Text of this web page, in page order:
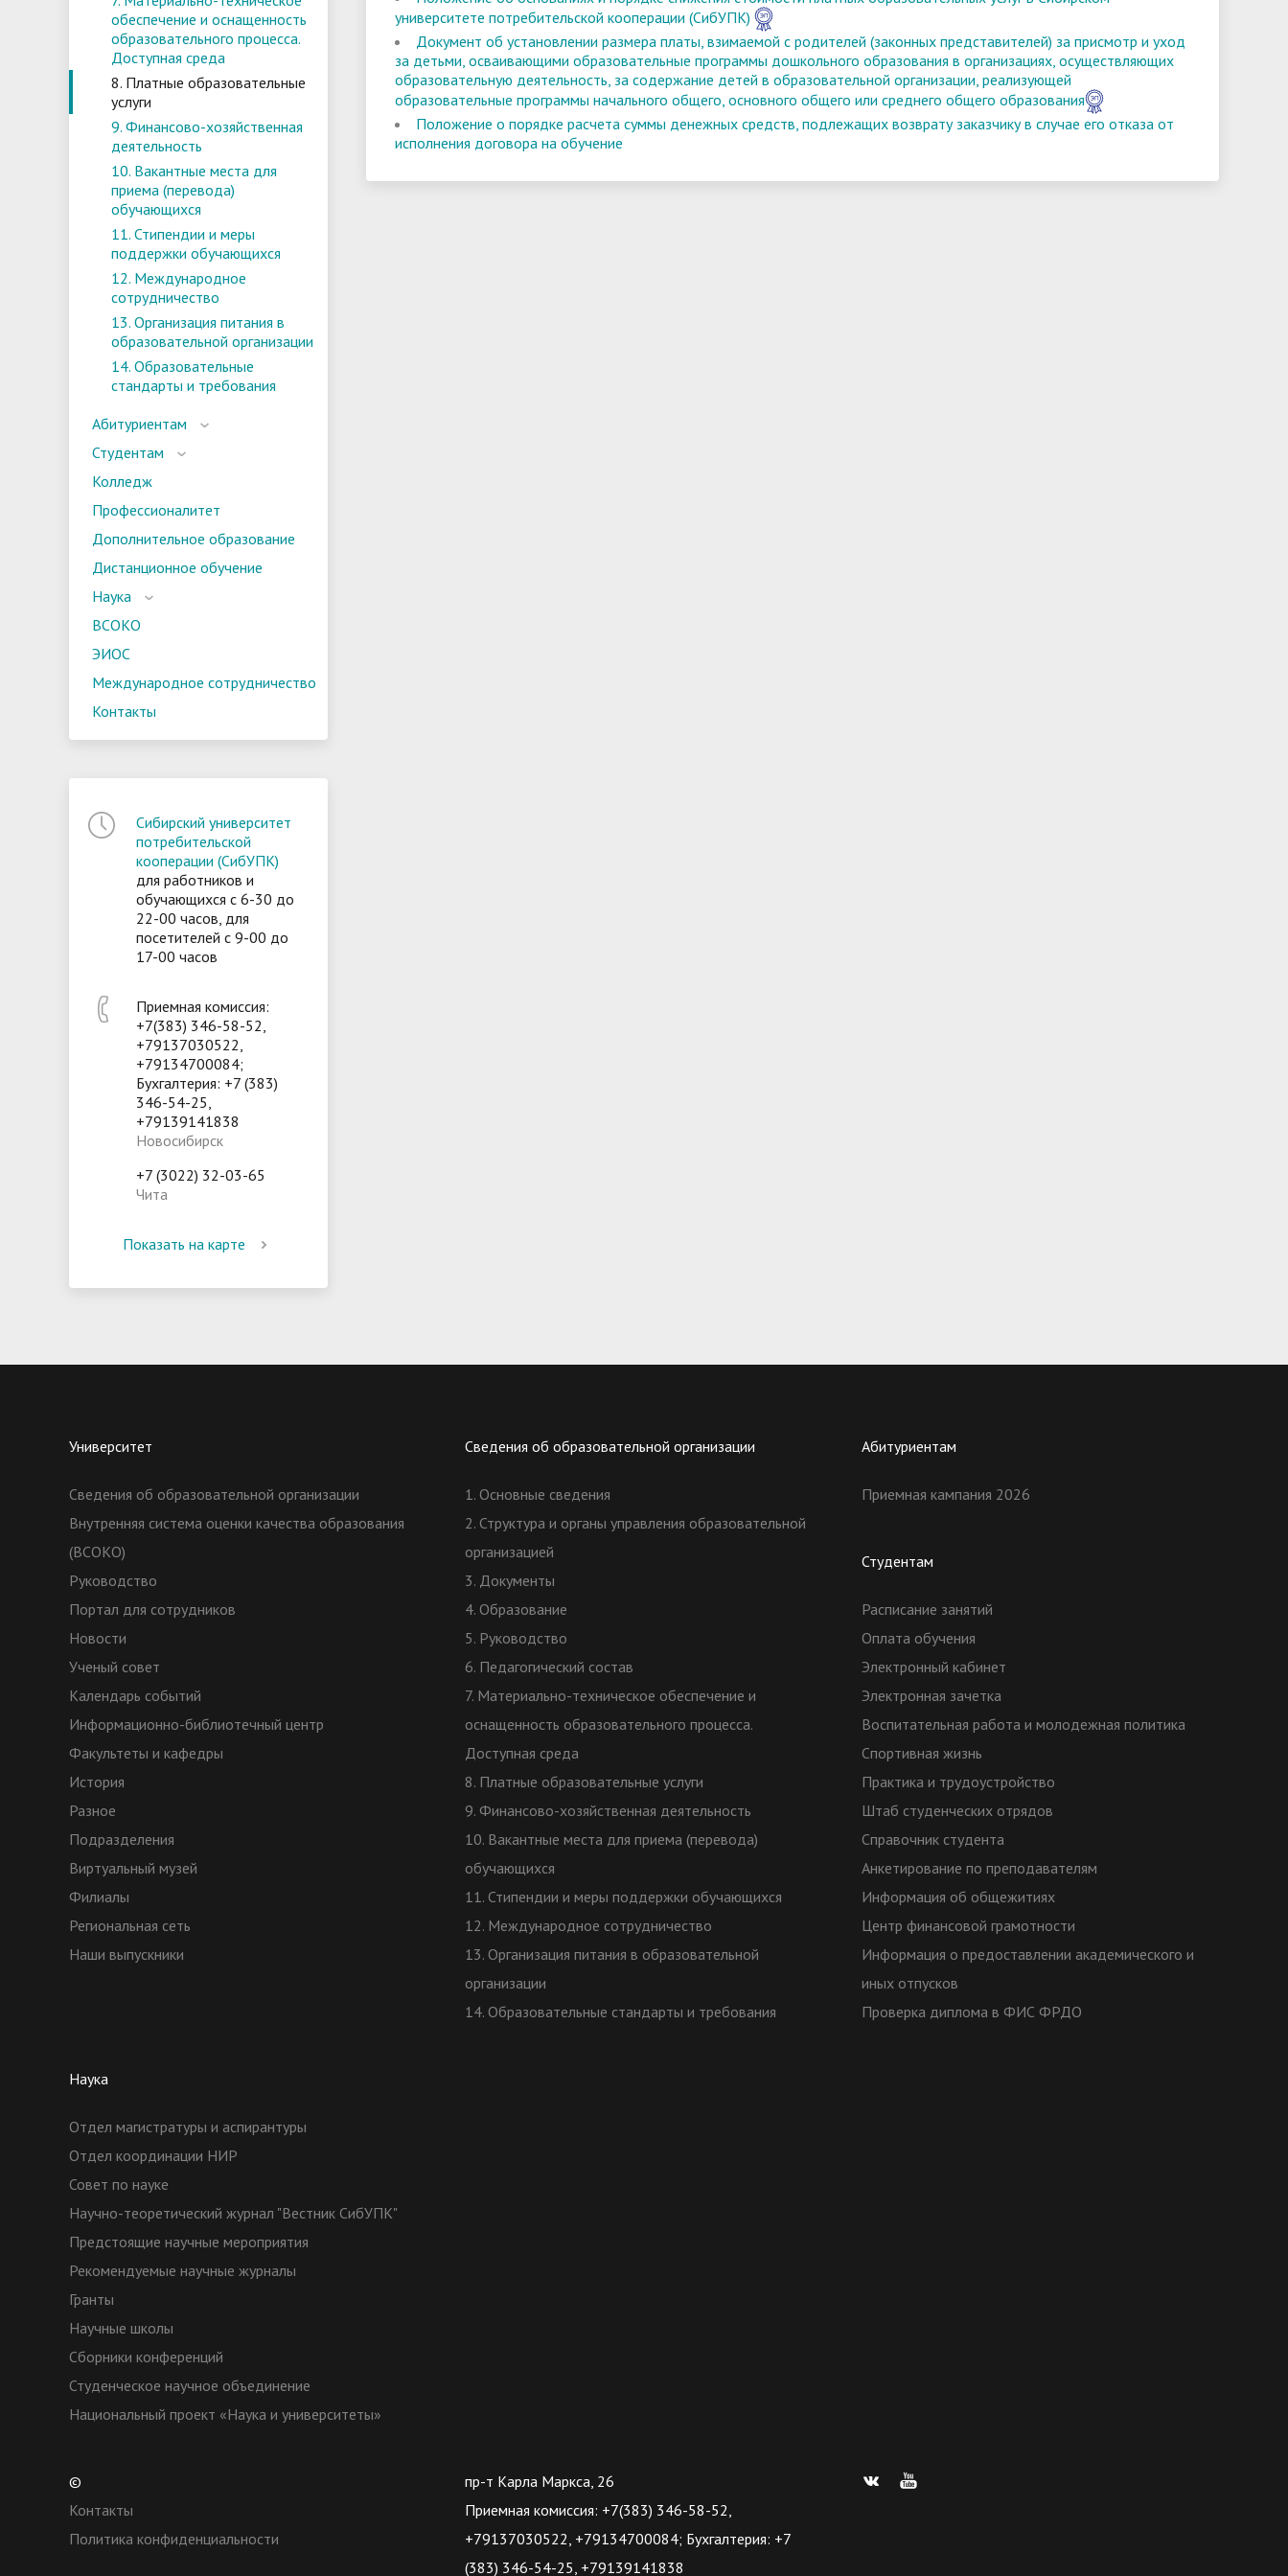
обеспечение и оснащенность
образовательного процесса.
Доступная среда
8. Платные образовательные
услуги
9. Финансово-хозяйственная
деятельность
10. Вакантные места для
приема (перевода)
обучающихся
11. Стипендии и меры
поддержки обучающихся
12. Международное
сотрудничество
13. Организация питания в
образовательной организации
14. Образовательные
стандарты и требования
Абитуриентам
Студентам
Колледж
Профессионалитет
Дополнительное образование
Дистанционное обучение
Наука
ВСОКО
ЭИОС
Международное сотрудничество
Контакты
Сибирский университет
потребительской
кооперации (СибУПК)
для работников и
обучающихся с 6-30 до
22-00 часов, для
посетителей с 9-00 до
17-00 часов
Приемная комиссия:
+7(383) 346-58-52,
+79137030522,
+79134700084;
Бухгалтерия: +7 (383)
346-54-25,
+79139141838
Новосибирск
+7 (3022) 32-03-65
Чита
Показать на карте
университете потребительской кооперации (СибУПК)
Документ об установлении размера платы, взимаемой с родителей (законных представителей) за присмотр и уход
за детьми, осваивающими образовательные программы дошкольного образования в организациях, осуществляющих
образовательную деятельность, за содержание детей в образовательной организации, реализующей
образовательные программы начального общего, основного общего или среднего общего образования
Положение о порядке расчета суммы денежных средств, подлежащих возврату заказчику в случае его отказа от
исполнения договора на обучение
Университет
Сведения об образовательной организации
Внутренняя система оценки качества образования
(ВСОКО)
Руководство
Портал для сотрудников
Новости
Ученый совет
Календарь событий
Информационно-библиотечный центр
Факультеты и кафедры
История
Разное
Подразделения
Виртуальный музей
Филиалы
Региональная сеть
Наши выпускники
Сведения об образовательной организации
1. Основные сведения
2. Структура и органы управления образовательной
организацией
3. Документы
4. Образование
5. Руководство
6. Педагогический состав
7. Материально-техническое обеспечение и
оснащенность образовательного процесса.
Доступная среда
8. Платные образовательные услуги
9. Финансово-хозяйственная деятельность
10. Вакантные места для приема (перевода)
обучающихся
11. Стипендии и меры поддержки обучающихся
12. Международное сотрудничество
13. Организация питания в образовательной
организации
14. Образовательные стандарты и требования
Абитуриентам
Приемная кампания 2026
Студентам
Расписание занятий
Оплата обучения
Электронный кабинет
Электронная зачетка
Воспитательная работа и молодежная политика
Спортивная жизнь
Практика и трудоустройство
Штаб студенческих отрядов
Справочник студента
Анкетирование по преподавателям
Информация об общежитиях
Центр финансовой грамотности
Информация о предоставлении академического и
иных отпусков
Проверка диплома в ФИС ФРДО
Наука
Отдел магистратуры и аспирантуры
Отдел координации НИР
Совет по науке
Научно-теоретический журнал "Вестник СибУПК"
Предстоящие научные мероприятия
Рекомендуемые научные журналы
Гранты
Научные школы
Сборники конференций
Студенческое научное объединение
Национальный проект «Наука и университеты»
©
Контакты
Политика конфиденциальности
пр-т Карла Маркса, 26
Приемная комиссия: +7(383) 346-58-52,
+79137030522, +79134700084; Бухгалтерия: +7
(383) 346-54-25, +79139141838